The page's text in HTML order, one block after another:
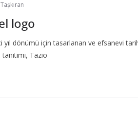
logo
yıl dönümü için tasarlanan ve efsanevi
Tazio